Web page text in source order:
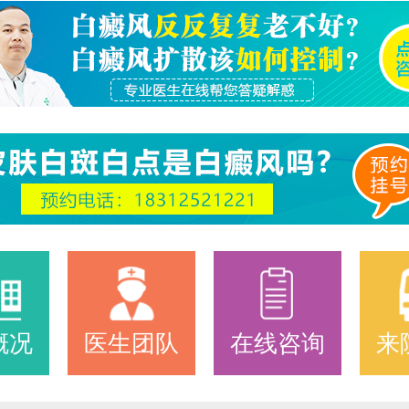
况 医生团队 在线咨询 来